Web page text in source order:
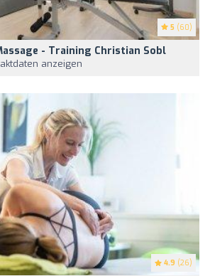
5 (60)
- Training Christian Sobl
anzeigen
4.9 (26)